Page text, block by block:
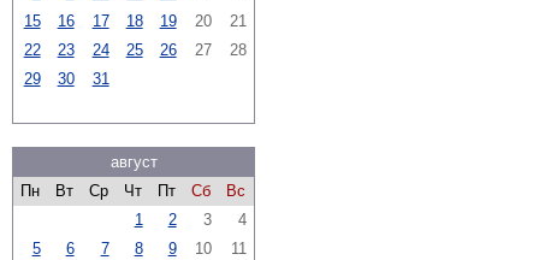
15
16 17 18 19 20
21
22
23 24 25 26 27
28
29
30 31
август
Пн
Вт Ср Чт Пт Сб
Вс
1
2 3
4
5
6 7 8 9 10
11